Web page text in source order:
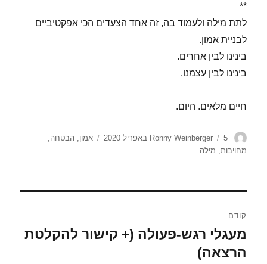
**
לתת מילה ולעמוד בה, זה אחד הצעדים הכי אפקטיביים
לבניית אמון.
בינינו לבין אחרים.
בינינו לבין עצמנו.
חיים מלאים. היום.
מחברRonny Weinberger
פורסם
בתאריך
5 באפריל 2020 תגיות
אמון,הבטחה,
מחויבות, מילה
קודם
הפוסט
הקודם:
מעגלי רגש-פעולה (+ קישור להקלטת
הרצאה)